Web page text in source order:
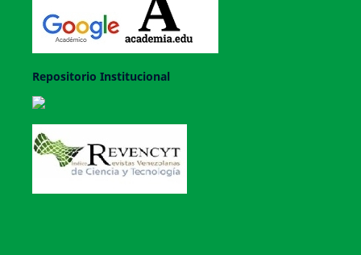
Repositorio Institucional